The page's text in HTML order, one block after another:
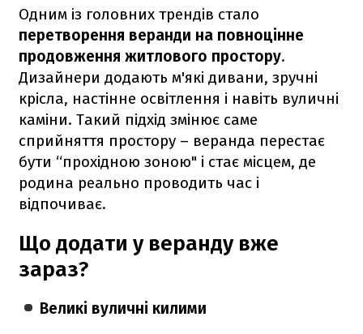
Одним із головних трендів стало
перетворення веранди на повноцінне
продовження житлового простору.
Дизайнери додають м'які дивани, зручні
крісла, настінне освітлення і навіть вуличні
каміни. Такий підхід змінює саме
сприйняття простору – веранда перестає
бути “прохідною зоною" і стає місцем, де
родина реально проводить час і
відпочиває.
Що додати у веранду вже
зараз?
Великі вуличні килими